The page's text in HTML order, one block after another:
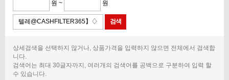
원 ~ 원
상세검색을 선택하지 않거나, 상품가격을 입력하지 않으면 전체에서 검색합
니다.
검색어는 최대 30글자까지, 여러개의 검색어를 공백으로 구분하여 입력 할
수 있습니다.